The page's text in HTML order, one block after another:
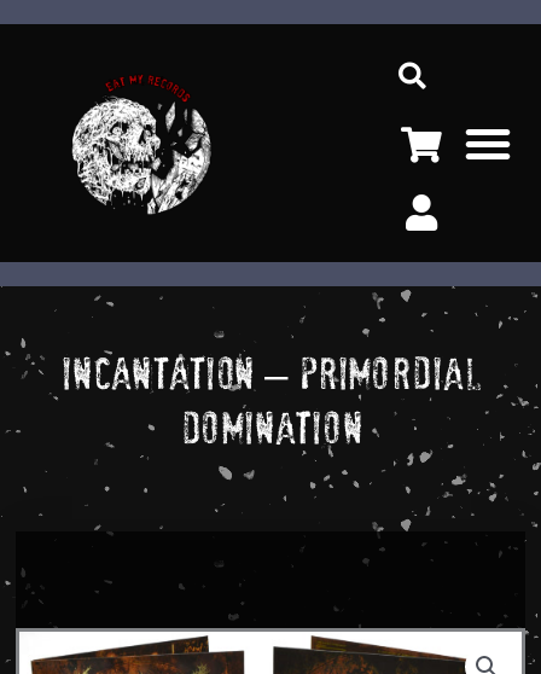
INCANTATION – Primordial
Domination